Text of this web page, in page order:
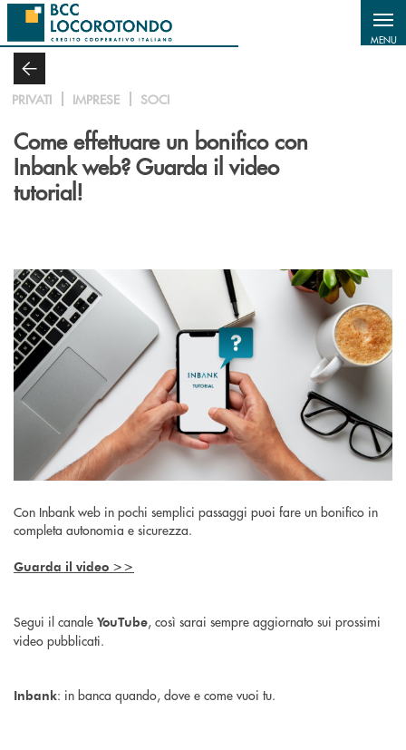
Salta al contenuto principale
MENU
PRIVATI IMPRESE SOCI
Come effettuare un bonifico con
Inbank web? Guarda il video
tutorial!
Con Inbank web in pochi semplici passaggi puoi fare un bonifico in
completa autonomia e sicurezza.
Guarda il video >>
Segui il canale YouTube, così sarai sempre aggiornato sui prossimi
video pubblicati.
Inbank: in banca quando, dove e come vuoi tu.